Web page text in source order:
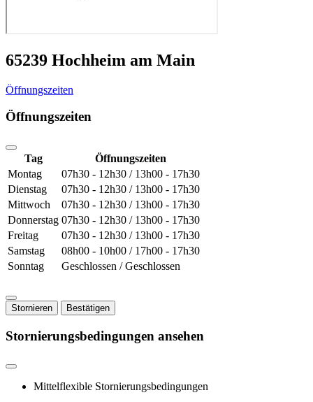
65239 Hochheim am Main
Öffnungszeiten
Öffnungszeiten
Tag
Öffnungszeiten
Montag
07h30 - 12h30 / 13h00 - 17h30
Dienstag
07h30 - 12h30 / 13h00 - 17h30
Mittwoch
07h30 - 12h30 / 13h00 - 17h30
Donnerstag 07h30 - 12h30 / 13h00 - 17h30
Freitag
07h30 - 12h30 / 13h00 - 17h30
Samstag
08h00 - 10h00 / 17h00 - 17h30
Sonntag
Geschlossen / Geschlossen
Stornieren Bestätigen
Stornierungsbedingungen ansehen
Mittelflexible Stornierungsbedingungen